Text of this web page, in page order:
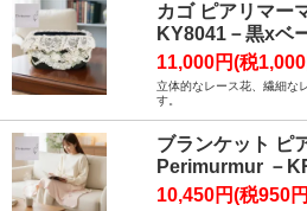
カゴ ピアリマー
KY8041－黒xベ
11,000円(税
立体的なレース花、繊細な
す。
ブランケット ピ
Perimurmur －
10,450円(税950